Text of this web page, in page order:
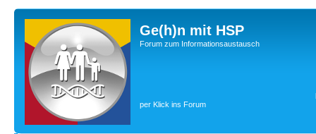
Ge(h)n mit HSP
Forum zum Informationsaustausch
per Klick ins Forum